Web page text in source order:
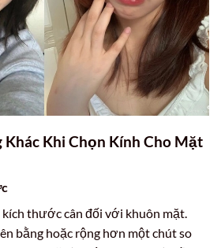
Khác Khi Chọn Kính Cho Mặt
thước cân đối với khuôn mặt.
bằng hoặc rộng hơn một chút so